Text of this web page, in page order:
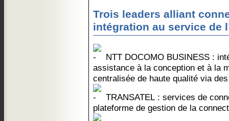
Trois leaders alliant
intégration au service de
NTT DOCOMO BUSINESS :
assistance à la conception et à la
centralisée de haute qualité via
TRANSATEL : services de
plateforme de gestion de la